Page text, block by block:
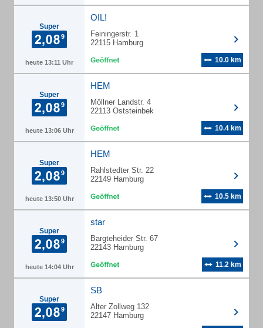
Super
heute 13:11 Uhr
OIL!
Feiningerstr. 1
22115 Hamburg
10.0 km
Super
heute 13:06 Uhr
HEM
Möllner Landstr. 4
22113 Oststeinbek
10.4 km
Super
heute 13:50 Uhr
HEM
Rahlstedter Str. 22
22149 Hamburg
10.5 km
Super
heute 14:04 Uhr
star
Bargteheider Str. 67
22143 Hamburg
11.2 km
Super
SB
Alter Zollweg 132
22147 Hamburg